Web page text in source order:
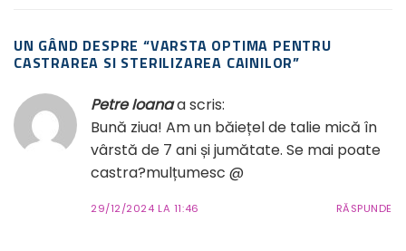
UN GÂND DESPRE “VARSTA OPTIMA PENTRU
CASTRAREA SI STERILIZAREA CAINILOR”
Petre Ioanaa scris:
Bună ziua! Am un băiețel de talie mică în
vârstă de 7 ani și jumătate. Se mai poate
castra?mulțumesc @
29/12/2024 LA 11:46 RĂSPUNDE